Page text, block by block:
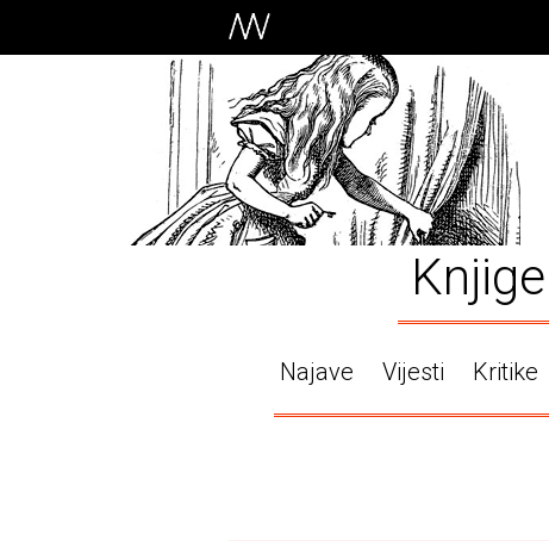
Knjige
Najave Vijesti Kritike